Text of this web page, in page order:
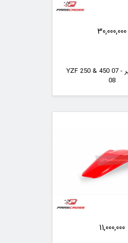
30,000,000
شلاقی زنجیر YZF 250 & 450 07 -
08
11,000,000